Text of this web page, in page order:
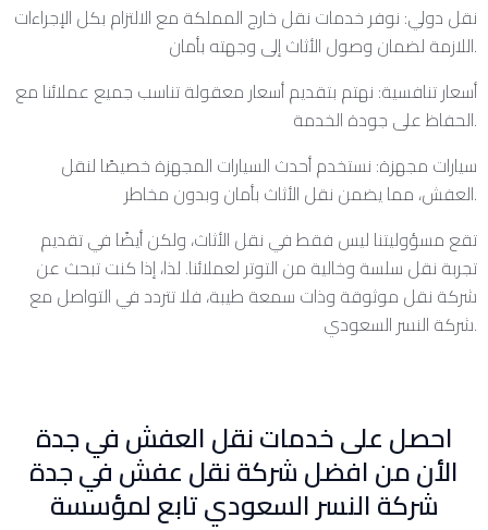
نقل دولي: نوفر خدمات نقل خارج المملكة مع الالتزام بكل الإجراءات
اللازمة لضمان وصول الأثاث إلى وجهته بأمان.
أسعار تنافسية: نهتم بتقديم أسعار معقولة تناسب جميع عملائنا مع
الحفاظ على جودة الخدمة.
سيارات مجهزة: نستخدم أحدث السيارات المجهزة خصيصًا لنقل
العفش، مما يضمن نقل الأثاث بأمان وبدون مخاطر.
تقع مسؤوليتنا ليس فقط في نقل الأثاث، ولكن أيضًا في تقديم
تجربة نقل سلسة وخالية من التوتر لعملائنا. لذا، إذا كنت تبحث عن
شركة نقل موثوقة وذات سمعة طيبة، فلا تتردد في التواصل مع
شركة النسر السعودي.
احصل على خدمات نقل العفش في جدة
الأن من افضل شركة نقل عفش في جدة
شركة النسر السعودي تابع لمؤسسة